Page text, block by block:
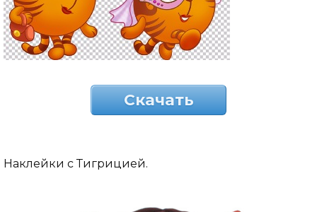
Скачать
Наклейки с Тигрицией.